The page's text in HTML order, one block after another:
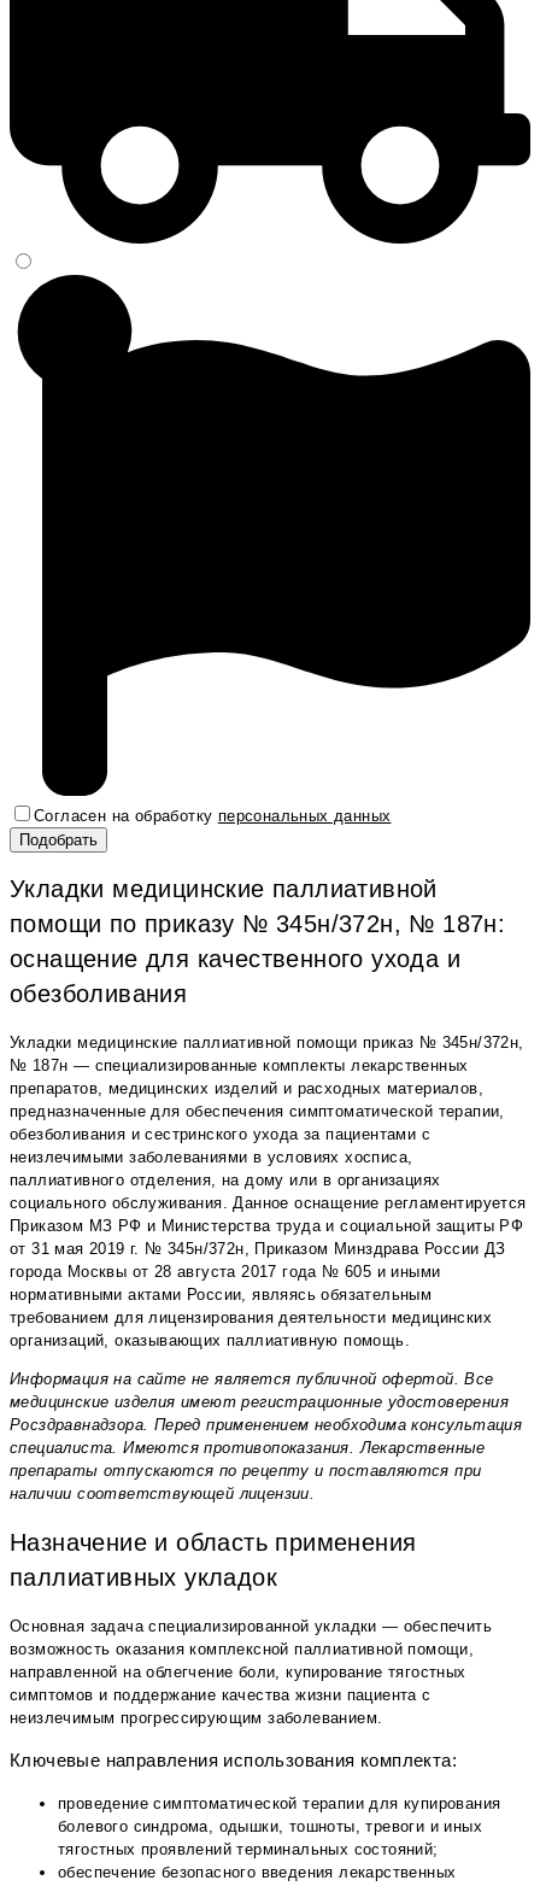
Согласен на обработку персональных данных
Укладки медицинские паллиативной
помощи по приказу № 345н/372н, № 187н:
оснащение для качественного ухода и
обезболивания
Укладки медицинские паллиативной помощи приказ № 345н/372н,
№ 187н — специализированные комплекты лекарственных
препаратов, медицинских изделий и расходных материалов,
предназначенные для обеспечения симптоматической терапии,
обезболивания и сестринского ухода за пациентами с
неизлечимыми заболеваниями в условиях хосписа,
паллиативного отделения, на дому или в организациях
социального обслуживания. Данное оснащение регламентируется
Приказом МЗ РФ и Министерства труда и социальной защиты РФ
от 31 мая 2019 г. № 345н/372н, Приказом Минздрава России ДЗ
города Москвы от 28 августа 2017 года № 605 и иными
нормативными актами России, являясь обязательным
требованием для лицензирования деятельности медицинских
организаций, оказывающих паллиативную помощь.
Информация на сайте не является публичной офертой. Все
медицинские изделия имеют регистрационные удостоверения
Росздравнадзора. Перед применением необходима консультация
специалиста. Имеются противопоказания. Лекарственные
препараты отпускаются по рецепту и поставляются при
наличии соответствующей лицензии.
Назначение и область применения
паллиативных укладок
Основная задача специализированной укладки — обеспечить
возможность оказания комплексной паллиативной помощи,
направленной на облегчение боли, купирование тягостных
симптомов и поддержание качества жизни пациента с
неизлечимым прогрессирующим заболеванием.
Ключевые направления использования комплекта:
проведение симптоматической терапии для купирования
болевого синдрома, одышки, тошноты, тревоги и иных
тягостных проявлений терминальных состояний;
обеспечение безопасного введения лекарственных